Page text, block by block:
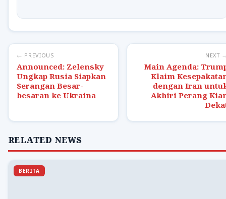
← PREVIOUS
Announced: Zelensky
Ungkap Rusia Siapkan
Serangan Besar-
besaran ke Ukraina
NEXT
Main Agenda:
Klaim
dengan Iran
Akhiri Perang
RELATED NEWS
BERITA